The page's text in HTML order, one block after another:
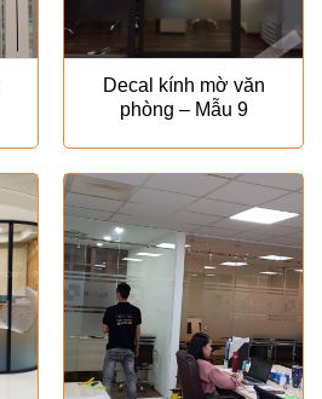
Decal kính mờ văn
phòng – Mẫu 9